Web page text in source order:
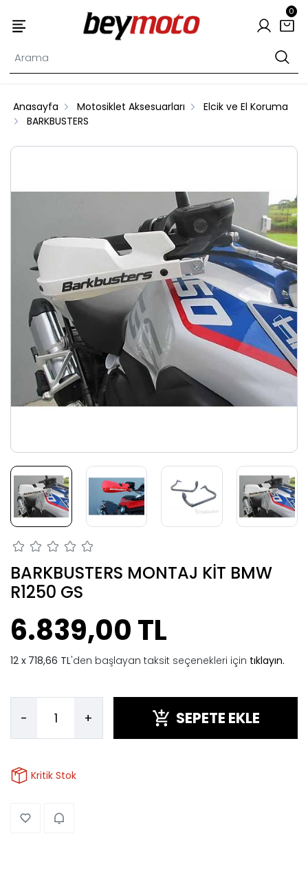
0
Anasayfa Motosiklet Aksesuarları
Elcik ve El Koruma
BARKBUSTERS
BARKBUSTERS MONTAJ KİT BMW
R1250 GS
6.839,00 TL
718,66 TL'den başlayan taksit seçenekleri için tıklayın.
- + SEPETE EKLE
Kritik Stok